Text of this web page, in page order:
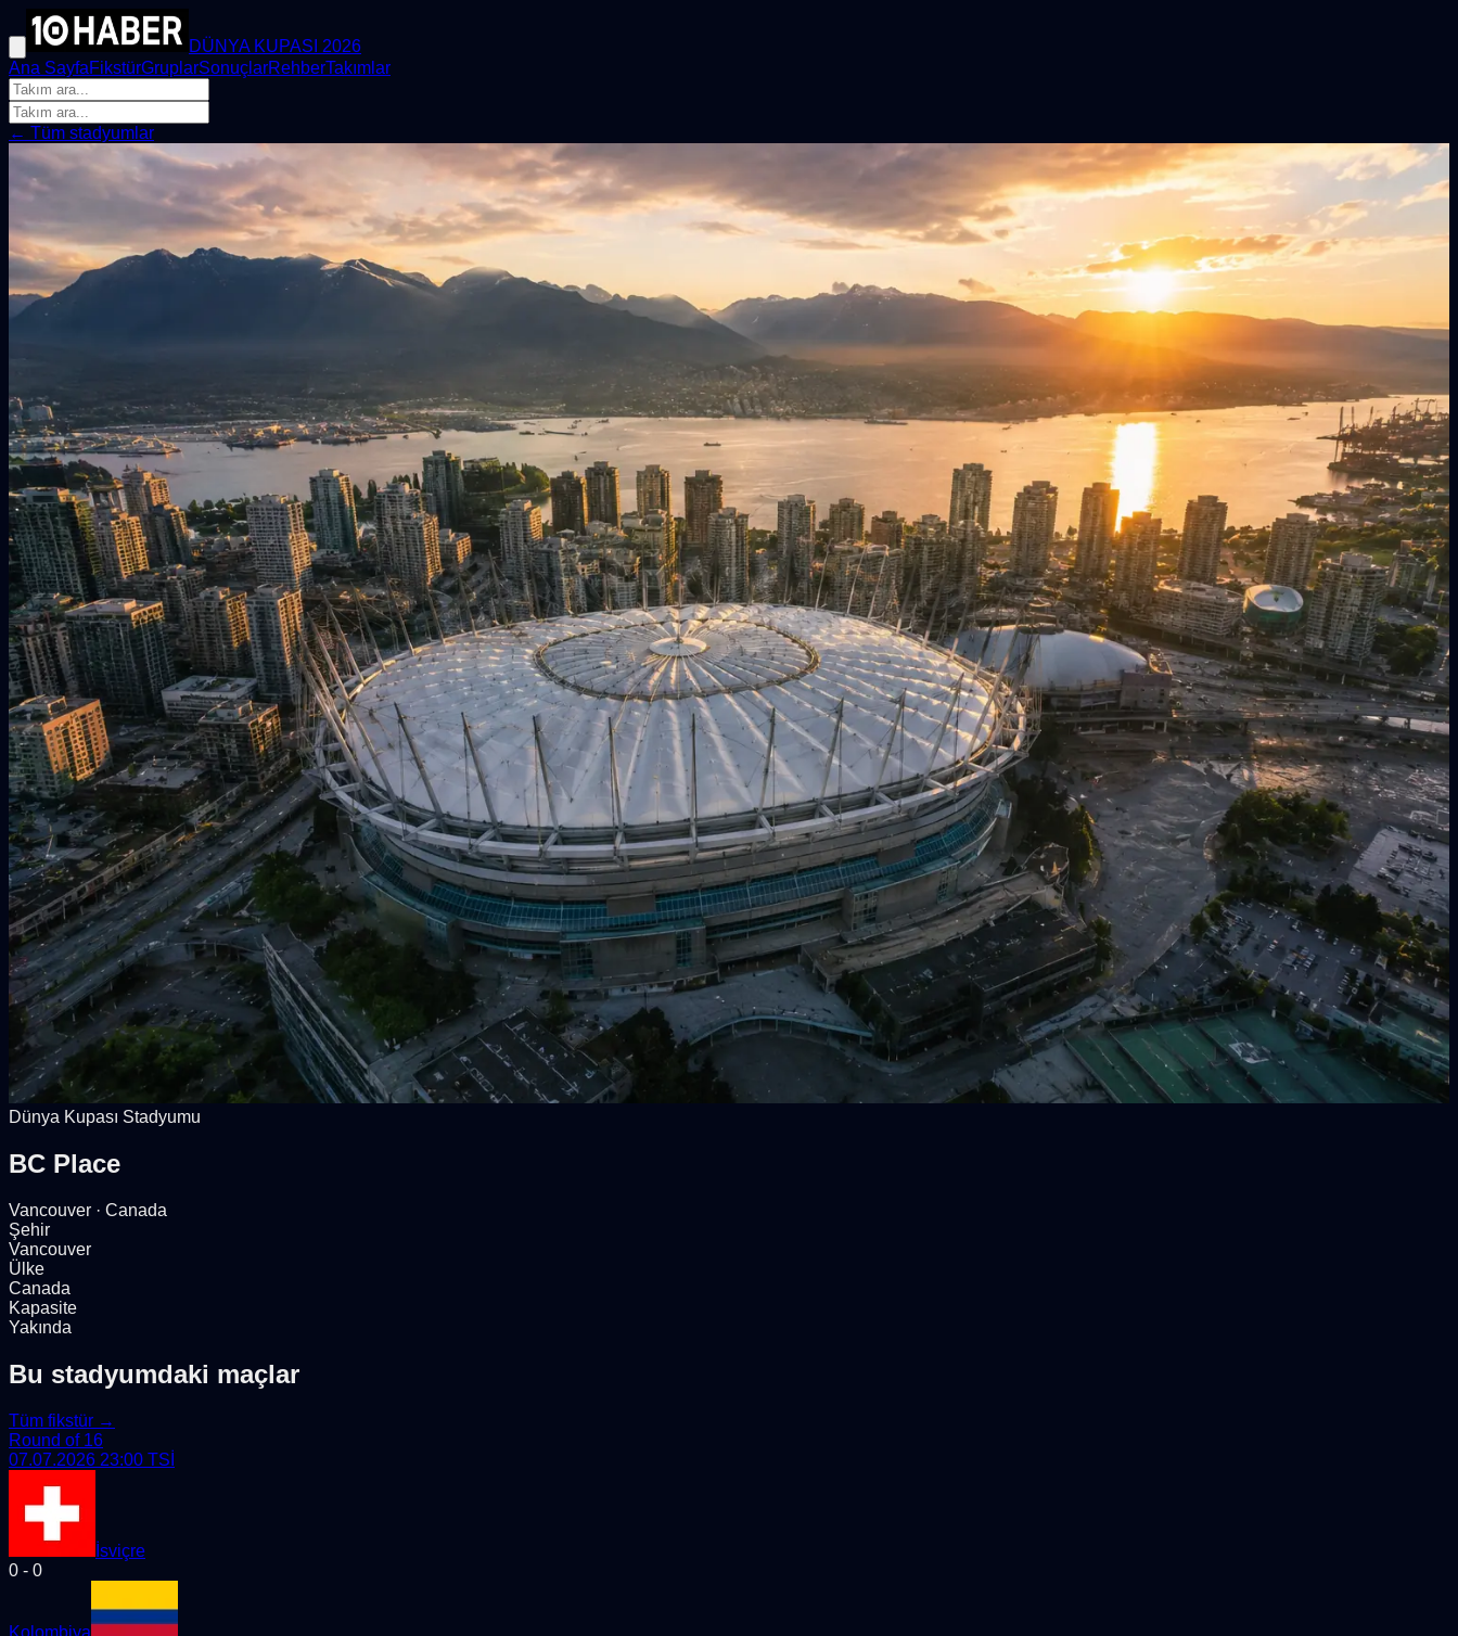
DÜNYA KUPASI 2026
Ana SayfaFikstürGruplarSonuçlarRehberTakımlar
← Tüm stadyumlar
Dünya Kupası Stadyumu
BC Place
Vancouver · Canada
Şehir
Vancouver
Ülke
Canada
Kapasite
Yakında
Bu stadyumdaki maçlar
Tüm fikstür →
Round of 16
07.07.2026 23:00 TSİ
İsviçre
0 - 0
Kolombiya